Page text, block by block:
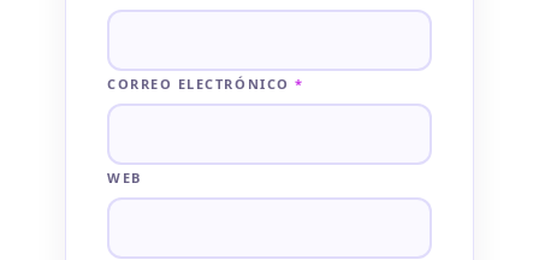
CORREO ELECTRÓNICO*
WEB